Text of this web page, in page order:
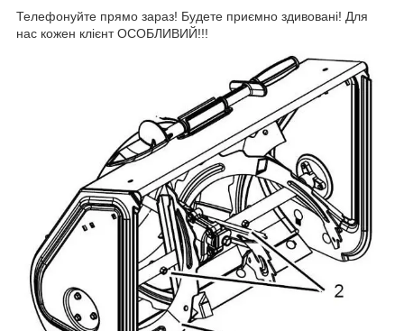
Телефонуйте прямо зараз! Будете приємно здивовані! Для
нас кожен клієнт ОСОБЛИВИЙ!!!